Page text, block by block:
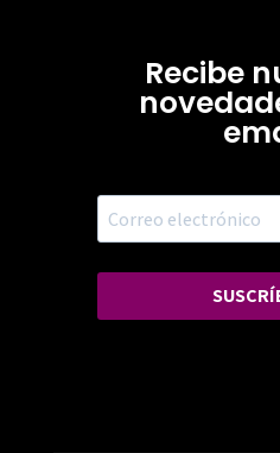
Recibe